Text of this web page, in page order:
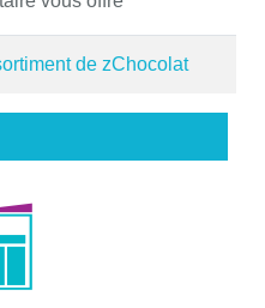
de zChocolat